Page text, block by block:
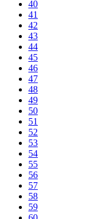
40
41
42
43
44
45
46
47
48
49
50
51
52
53
54
55
56
57
58
59